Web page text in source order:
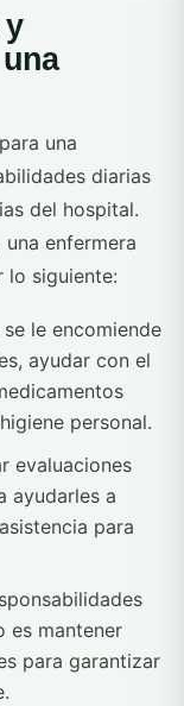
una
diarias
del hospital.
enfermera
lo siguiente:
le encomiende
ayudar con el
personal.
evaluaciones
ayudarles a
para
es mantener
para garantizar